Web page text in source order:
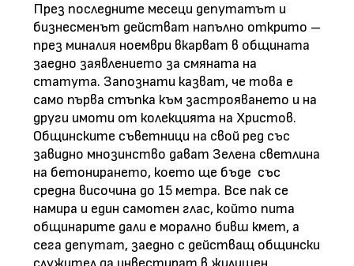
През последните месеци депутатът и
бизнесменът действат напълно открито –
през миналия ноември вкарват в общината
заедно заявлението за смяната на
статута. Запознати казват, че това е
само първа стъпка към застрояването и на
други имоти от колекцията на Христов.
Общинските съветници на свой ред със
завидно мнозинство дават Зелена светлина
на бетонирането, което ще бъде със
средна височина до 15 метра. Все пак се
намира и един самотен глас, който пита
общинарите дали е морално бивш кмет, а
сега депутат, заедно с действащ общински